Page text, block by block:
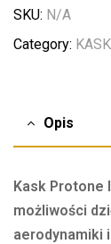
SKU: N/A
Category:
Opis
Kask Protone
możliwości
aerodynamiki